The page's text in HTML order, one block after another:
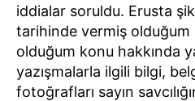
iddialar soruldu. Erusta
tarihinde vermiş
olduğum konu hakkında
yazışmalarla ilgili bilgi,
fotoğrafları sayın